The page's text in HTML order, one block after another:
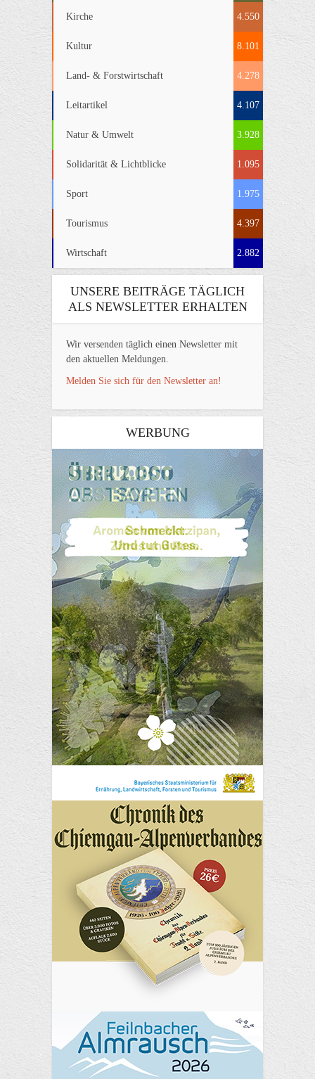
Kirche 4.550
Kultur 8.101
Land- & Forstwirtschaft 4.278
Leitartikel 4.107
Natur & Umwelt 3.928
Solidarität & Lichtblicke 1.095
Sport 1.975
Tourismus 4.397
Wirtschaft 2.882
UNSERE BEITRÄGE TÄGLICH
ALS NEWSLETTER ERHALTEN
Wir versenden täglich einen Newsletter mit
den aktuellen Meldungen.
Melden Sie sich für den Newsletter an!
WERBUNG